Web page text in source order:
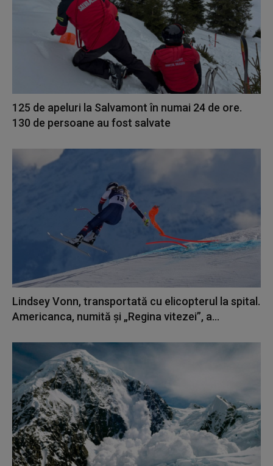
125 de apeluri la Salvamont în numai 24 de ore.
130 de persoane au fost salvate
Lindsey Vonn, transportată cu elicopterul la spital.
Americanca, numită și „Regina vitezei”, a...